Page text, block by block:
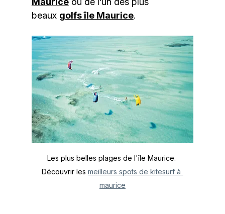
beaux golfs île Maurice.
Les plus belles plages de l'île Maurice.
Découvrir les meilleurs spots de kitesurf à
maurice